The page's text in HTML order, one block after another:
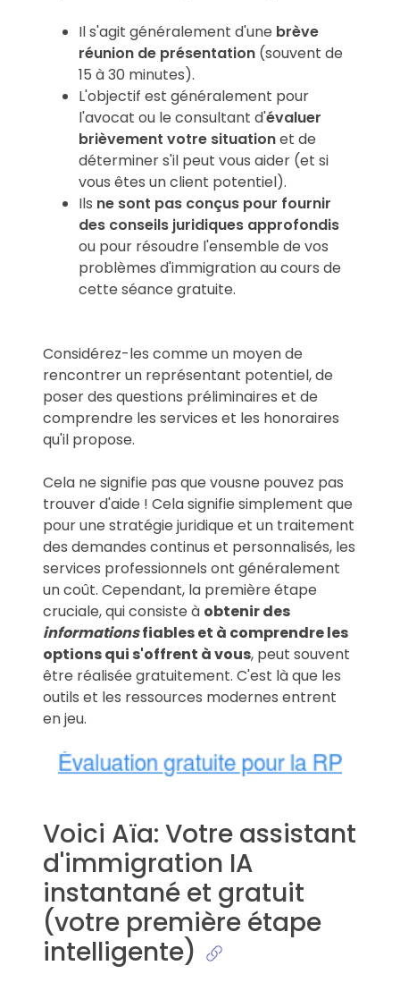
Il s'agit généralement d'une brève
réunion de présentation (souvent de
15 à 30 minutes).
L'objectif est généralement pour
l'avocat ou le consultant d'évaluer
brièvement votre situationet de
déterminer s'il peut vous aider (et si
vous êtes un client potentiel).
Ils ne sont pas conçus pour fournir
des conseils juridiques approfondis
ou pour résoudre l'ensemble de vos
problèmes d'immigration au cours de
cette séance gratuite.
Considérez-les comme un moyen de
rencontrer un représentant potentiel, de
poser des questions préliminaires et de
comprendre les services et les honoraires
qu'il propose.
Cela ne signifie pas que vousne pouvez pas
trouver d'aide ! Cela signifie simplement que
pour une stratégie juridique et un traitement
des demandes continus et personnalisés, les
services professionnels ont généralement
un coût. Cependant, la première étape
cruciale, qui consiste à obtenir des
informationsfiables et à comprendre les
options qui s'offrent à vous, peut souvent
être réalisée gratuitement. C'est là que les
outils et les ressources modernes entrent
en jeu.
Voici Aïa: Votre assistant
d'immigration IA
instantané et gratuit
(votre première étape
intelligente)